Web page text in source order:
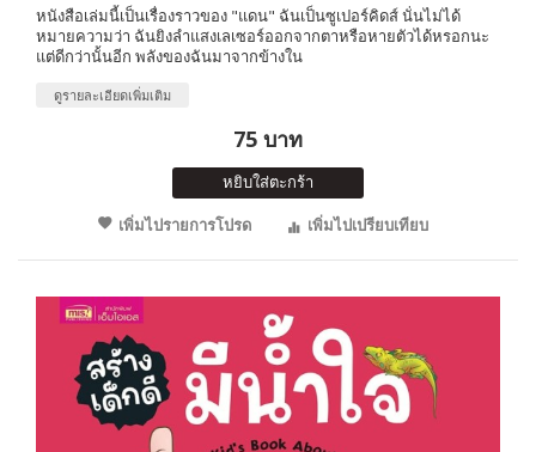
หนังสือเล่มนี้เป็นเรื่องราวของ "แดน" ฉันเป็นซูเปอร์คิดส์ นั่นไม่ได้
หมายความว่า ฉันยิงลำแสงเลเซอร์ออกจากตาหรือหายตัวได้หรอกนะ
แต่ดีกว่านั้นอีก พลังของฉันมาจากข้างใน
ดูรายละเอียดเพิ่มเติม
75 บาท
หยิบใส่ตะกร้า
เพิ่มไปรายการโปรด
เพิ่มไปเปรียบเทียบ